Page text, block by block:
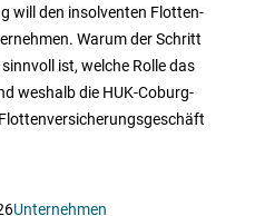
will den insolventen Flotten-
Warum der Schritt
ist, welche Rolle das
weshalb die HUK-Coburg-
Unternehmen